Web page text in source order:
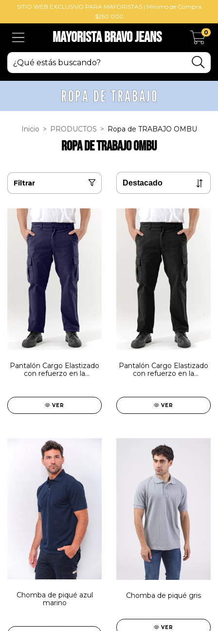
SITIO WEB EXCLUSIVO PARA MAYORISTAS | Minimo de Compra
$250.000
Mayorista BRAVO Jeans 0
Inicio > PRODUCTOS > Ropa de TRABAJO OMBU
Ropa de TRABAJO OMBU
Filtrar
Pantalón Cargo Elastizado
con refuerzo en la
VER
Pantalón Cargo Elastizado
con refuerzo en la
VER
Chomba de piqué azul
marino
Chomba de piqué gris
VER